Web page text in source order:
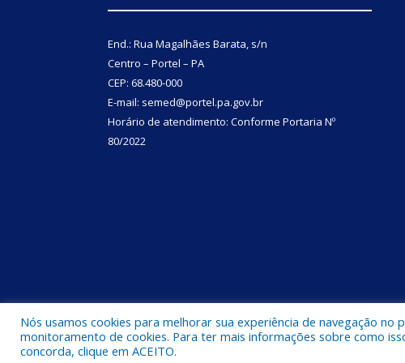
End.: Rua Magalhães Barata, s/n
Centro – Portel – PA
CEP: 68.480-000
E-mail: semed@portel.pa.gov.br
Horário de atendimento: Conforme Portaria Nº
80/2022
Copyright © 2024SEMED – Secretaria de Municipal de
Nós usamos cookies para melhorar sua experiência de navegação
monitoramento de cookies. Para ter mais informações sobre como
concorda, clique em ACEITO.